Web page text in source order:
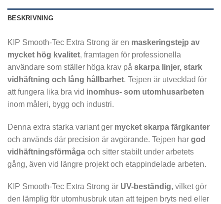
BESKRIVNING
KIP Smooth-Tec Extra Strong är en maskeringstejp av
mycket hög kvalitet, framtagen för professionella
användare som ställer höga krav på skarpa linjer, stark
vidhäftning och lång hållbarhet. Tejpen är utvecklad för
att fungera lika bra vid inomhus- som utomhusarbeten
inom måleri, bygg och industri.
Denna extra starka variant ger mycket skarpa färgkanter
och används där precision är avgörande. Tejpen har god
vidhäftningsförmåga och sitter stabilt under arbetets
gång, även vid längre projekt och etappindelade arbeten.
KIP Smooth-Tec Extra Strong är UV-beständig, vilket gör
den lämplig för utomhusbruk utan att tejpen bryts ned eller